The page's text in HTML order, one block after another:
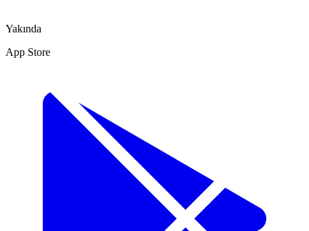
Yakında
App Store